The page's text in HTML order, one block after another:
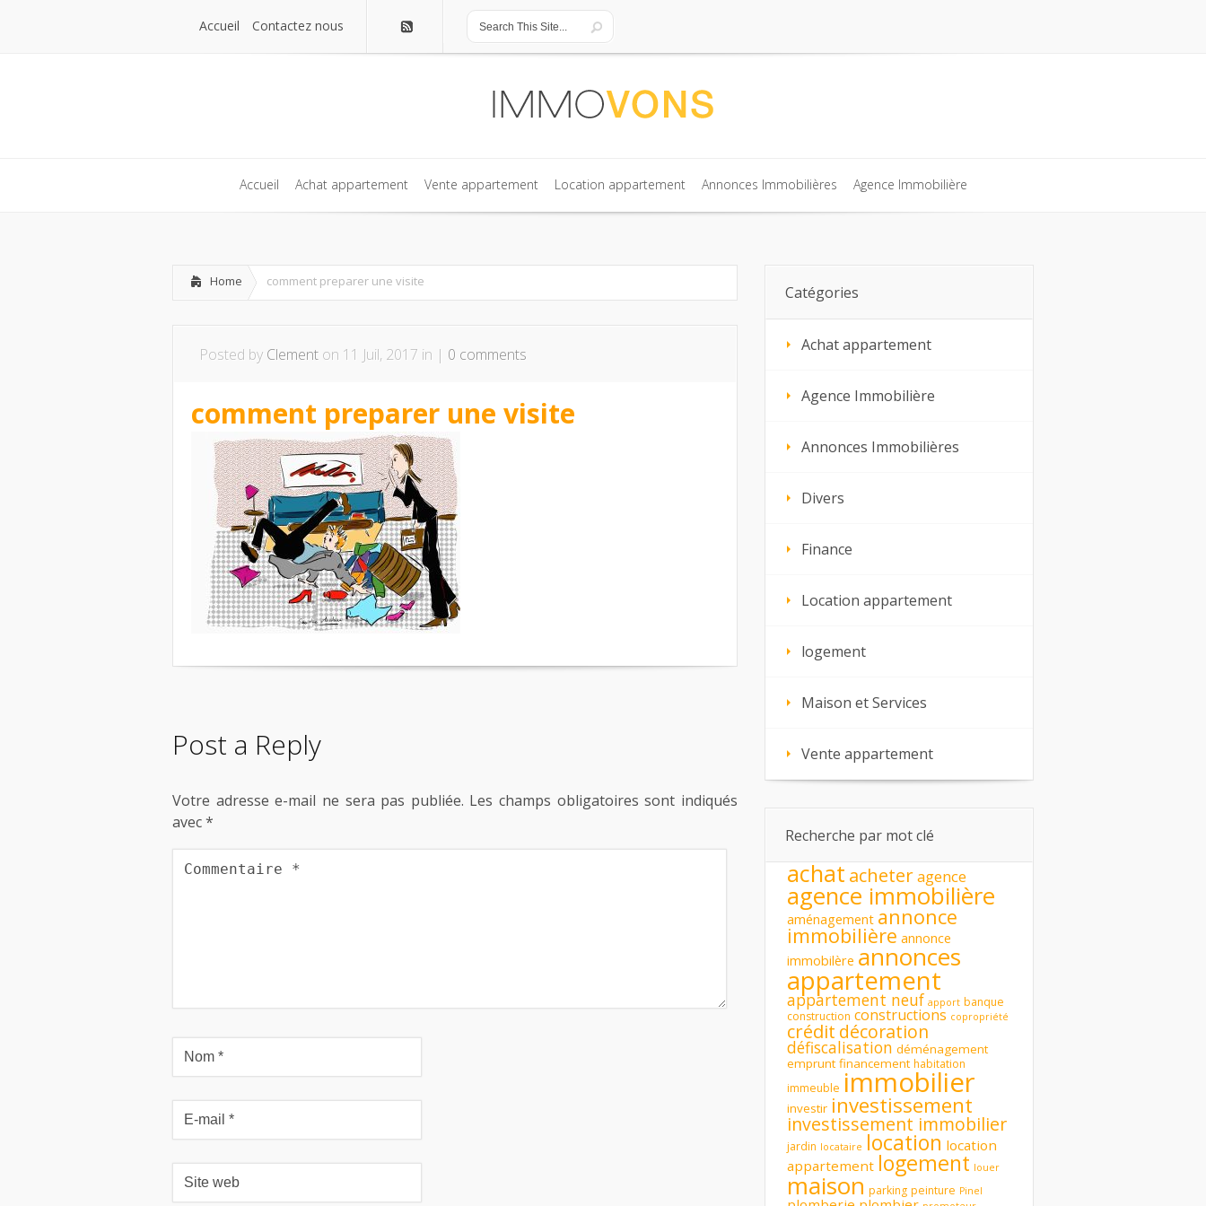
Accueil Contactez nous
Accueil Achat appartement Vente appartement Location appartement Annonces Immobilières Agence Immobilière
Home comment preparer une visite
Posted by Clement on 11 Juil, 2017 in | 0 comments
comment preparer une visite
Post a Reply
Votre adresse e-mail ne sera pas publiée. Les champs obligatoires sont indiqués
avec*
Catégories
Achat appartement
Agence Immobilière
Annonces Immobilières
Divers
Finance
Location appartement
logement
Maison et Services
Vente appartement
Recherche par mot clé
achat acheteragence
agence immobilière
aménagement annonce
immobilière annonce
immobilère annonces
appartement
appartement neuf apport banque
construction constructions copropriété
crédit décoration
défiscalisation déménagement
emprunt financement habitation
immeuble immobilier
investir investissement
investissement immobilier
jardin locataire location location
appartement logement louer
maison parking peinture Pinel